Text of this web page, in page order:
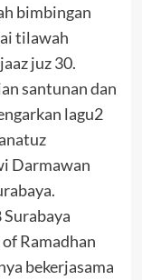
bimbingan
tilawah
juz 30.
santunan dan
lagu2
Darmawan
Ramadhan
bekerjasama